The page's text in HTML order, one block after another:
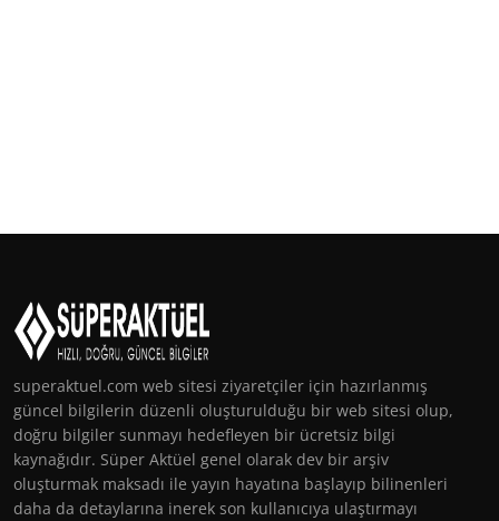
superaktuel.com web sitesi ziyaretçiler için hazırlanmış
güncel bilgilerin düzenli oluşturulduğu bir web sitesi olup,
doğru bilgiler sunmayı hedefleyen bir ücretsiz bilgi
kaynağıdır. Süper Aktüel genel olarak dev bir arşiv
oluşturmak maksadı ile yayın hayatına başlayıp bilinenleri
daha da detaylarına inerek son kullanıcıya ulaştırmayı